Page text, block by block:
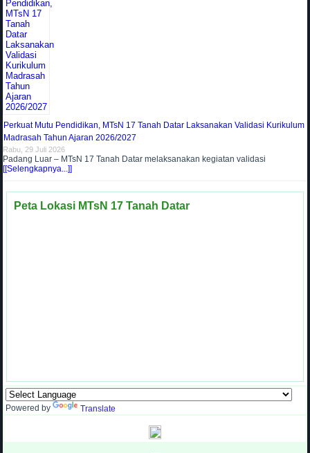
Perkuat Mutu Pendidikan, MTsN 17 Tanah Datar Laksanakan Validasi Kurikulum
Madrasah Tahun Ajaran 2026/2027
Rabu, 29 Juli 2026
Padang Luar – MTsN 17 Tanah Datar melaksanakan kegiatan validasi
[[Selengkapnya...]]
Peta Lokasi MTsN 17 Tanah Datar
Powered by Translate